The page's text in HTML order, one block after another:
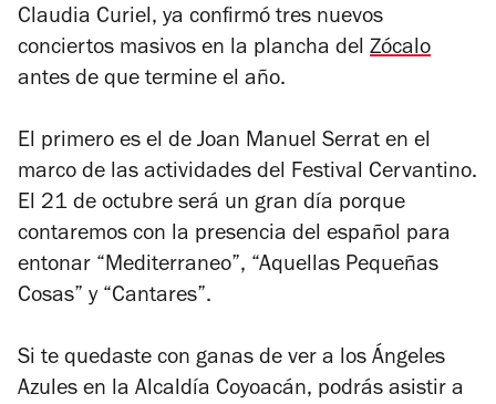
Claudia Curiel, ya confirmó tres nuevos
conciertos masivos en la plancha del Zócalo
antes de que termine el año.
El primero es el de Joan Manuel Serrat en el
marco de las actividades del Festival Cervantino.
El 21 de octubre será un gran día porque
contaremos con la presencia del español para
entonar “Mediterraneo”, “Aquellas Pequeñas
Cosas” y “Cantares”.
Si te quedaste con ganas de ver a los Ángeles
Azules en la Alcaldía Coyoacán, podrás asistir a